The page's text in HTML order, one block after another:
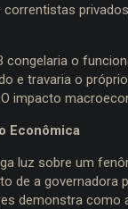
o
e travaria o
impacto
Econômica
luz sobre um
de a governadora
demonstra